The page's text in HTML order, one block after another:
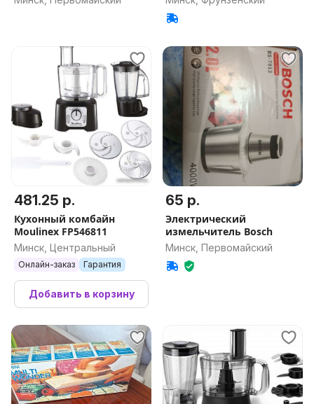
481.25 р.
Кухонный комбайн
Moulinex FP546811
Минск, Центральный
Онлайн-заказ Гарантия
Добавить в корзину
65 р.
Электрический
измельчитель Bosch
Минск, Первомайский